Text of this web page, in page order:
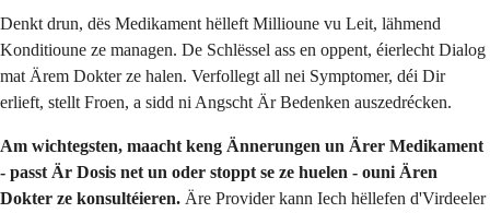
Denkt drun, dës Medikament hëlleft Millioune vu Leit, lähmend
Konditioune ze managen. De Schlëssel ass en oppent, éierlecht Dialog
mat Ärem Dokter ze halen. Verfollegt all nei Symptomer, déi Dir
erlieft, stellt Froen, a sidd ni Angscht Är Bedenken auszedrécken.
Am wichtegsten, maacht keng Ännerungen un Ärer Medikament
- passt Är Dosis net un oder stoppt se ze huelen - ouni Ären
Dokter ze konsultéieren. Äre Provider kann Iech hëllefen d'Virdeeler